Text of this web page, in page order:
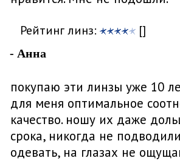
Рейтинг линз: []
- Анна
покупаю эти линзы уже 10
для меня оптимальное
качество. ношу их даже
срока, никогда не
одевать, на глазах не